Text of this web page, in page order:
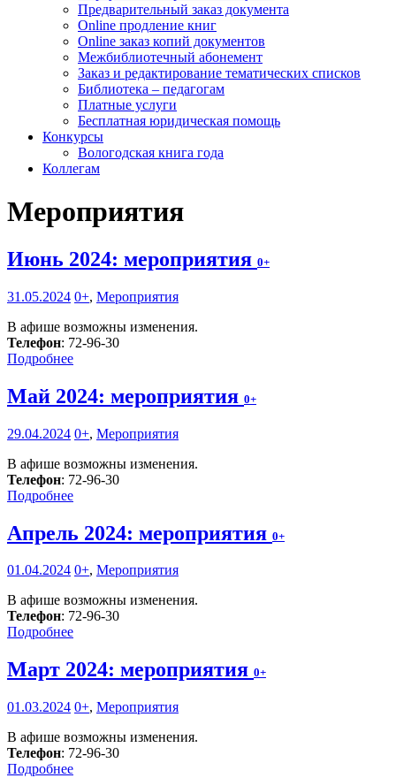
Предварительный заказ документа
Online продление книг
Online заказ копий документов
Межбиблиотечный абонемент
Заказ и редактирование тематических списков
Библиотека – педагогам
Платные услуги
Бесплатная юридическая помощь
Конкурсы
Вологодская книга года
Коллегам
Мероприятия
Июнь 2024: мероприятия 0+
31.05.2024 0+, Мероприятия
В афише возможны изменения.
Телефон: 72-96-30
Подробнее
Май 2024: мероприятия 0+
29.04.2024 0+, Мероприятия
В афише возможны изменения.
Телефон: 72-96-30
Подробнее
Апрель 2024: мероприятия 0+
01.04.2024 0+, Мероприятия
В афише возможны изменения.
Телефон: 72-96-30
Подробнее
Март 2024: мероприятия 0+
01.03.2024 0+, Мероприятия
В афише возможны изменения.
Телефон: 72-96-30
Подробнее